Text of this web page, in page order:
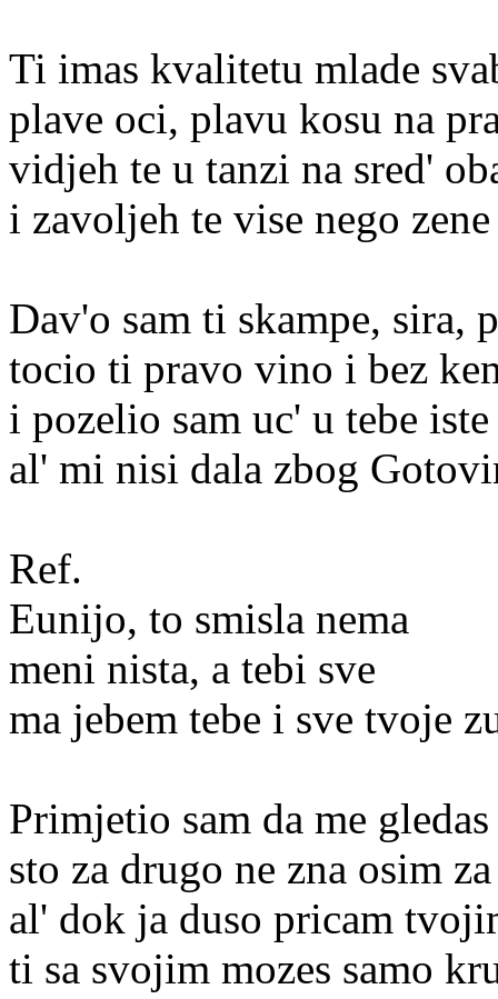
Ti imas kvalitetu mlade
plave oci, plavu kosu na
vidjeh te u tanzi na sred'
i zavoljeh te vise nego
Dav'o sam ti skampe, sira,
tocio ti pravo vino i bez
i pozelio sam uc' u tebe
al' mi nisi dala zbog
Ref.
Eunijo, to smisla nema
meni nista, a tebi sve
ma jebem tebe i sve tvoje
Primjetio sam da me
sto za drugo ne zna osim
al' dok ja duso pricam
ti sa svojim mozes samo